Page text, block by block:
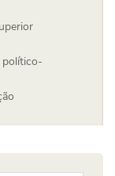
político-